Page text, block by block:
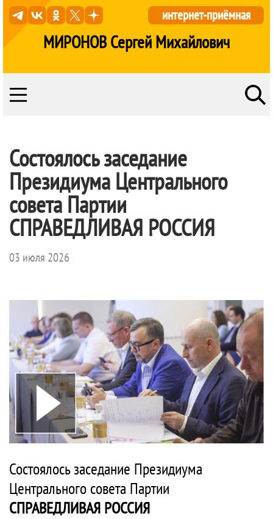
МИРОНОВ Сергей Михайлович
интернет-приёмная
Состоялось заседание
Президиума Центрального
совета Партии
СПРАВЕДЛИВАЯ РОССИЯ
03 июля 2026
Состоялось заседание Президиума
Центрального совета Партии
СПРАВЕДЛИВАЯ РОССИЯ